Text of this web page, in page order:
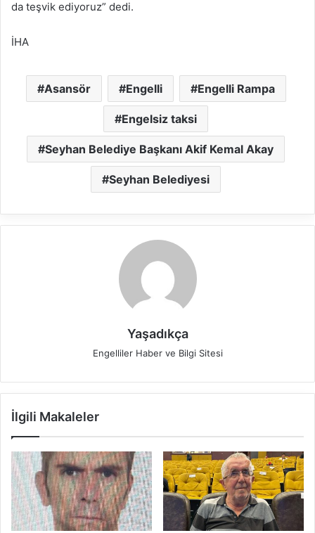
da teşvik ediyoruz” dedi.
İHA
Asansör Engelli Engelli Rampa
Engelsiz taksi
Seyhan Belediye Başkanı Akif Kemal Akay
Seyhan Belediyesi
Yaşadıkça
Engelliler Haber ve Bilgi Sitesi
İlgili Makaleler